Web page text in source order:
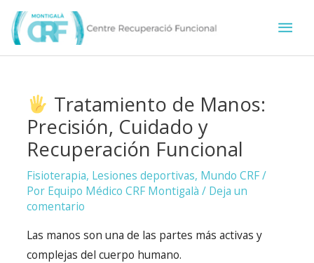
contenido
Tratamiento de Manos:
Precisión, Cuidado y
Recuperación Funcional
Fisioterapia, Lesiones deportivas, Mundo CRF/
Por Equipo Médico CRF Montigalà/ Deja un
comentario
Las manos son una de las partes más activas y
complejas del cuerpo humano.